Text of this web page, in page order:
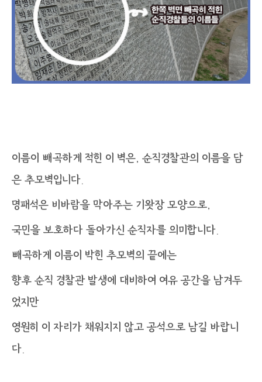
이름이 빼곡하게 적힌 이 벽은, 순직경찰관의 이름을 담
은 추모벽입니다.
명패석은 비바람을 막아주는 기왓장 모양으로,
국민을 보호하다 돌아가신 순직자를 의미합니다.
빼곡하게 이름이 박힌 추모벽의 끝에는
향후 순직 경찰관 발생에 대비하여 여유 공간을 남겨두
었지만
영원히 이 자리가 채워지지 않고 공석으로 남길 바랍니
다.